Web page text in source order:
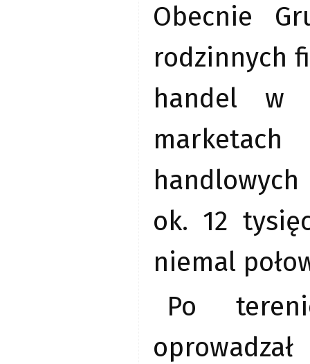
Obecnie
rodzinnych
handel w
ok. 12
niemal
Po